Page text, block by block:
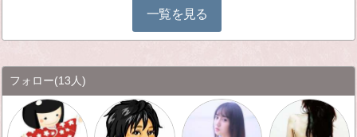
一覧を見る
フォロー(13人)